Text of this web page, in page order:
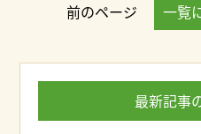
前のページ 一覧
最新記事